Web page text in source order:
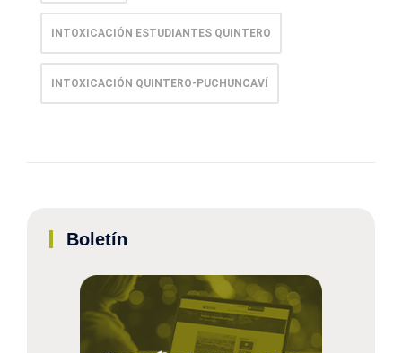
INTOXICACIÓN ESTUDIANTES QUINTERO
INTOXICACIÓN QUINTERO-PUCHUNCAVÍ
Boletín